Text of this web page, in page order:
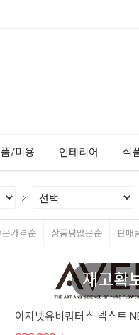
/미용 인테리어 식
은가격순 상품평많은순 판매
재고확
이지넷유비쿼터스 넥스트